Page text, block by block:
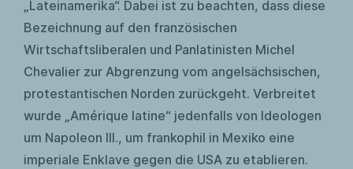
„Lateinamerika“. Dabei ist zu beachten, dass diese
Bezeichnung auf den französischen
Wirtschaftsliberalen und Panlatinisten Michel
Chevalier zur Abgrenzung vom angelsächsischen,
protestantischen Norden zurückgeht. Verbreitet
wurde „Amérique latine“ jedenfalls von Ideologen
um Napoleon III., um frankophil in Mexiko eine
imperiale Enklave gegen die USA zu etablieren.